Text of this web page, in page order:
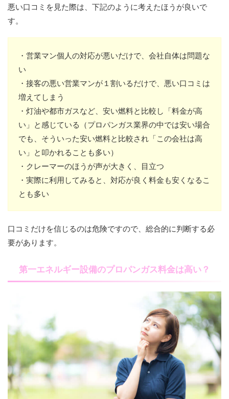
悪い口コミを見た際は、下記のように考えたほうが良いで
す。
・営業マン個人の対応が悪いだけで、会社自体は問題な
い
・接客の悪い営業マンが１割いるだけで、悪い口コミは
増えてしまう
・灯油や都市ガスなど、安い燃料と比較し「料金が高
い」と感じている（プロパンガス業界の中では安い場合
でも、そういった安い燃料と比較され「この会社は高
い」と叩かれることも多い）
・クレーマーのほうが声が大きく、目立つ
・実際に利用してみると、対応が良く料金も安くなるこ
とも多い
口コミだけを信じるのは危険ですので、総合的に判断する必
要があります。
第一エネルギー設備のプロパンガス料金は高い？